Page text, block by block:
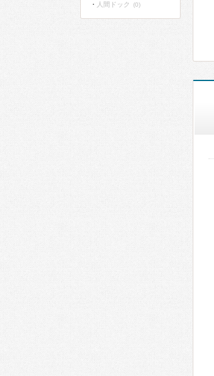
人間ドック (0)